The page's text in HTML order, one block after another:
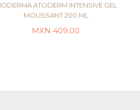
ATODERM INTENSIVE GEL
MOUSSANT 200 ML
409.00